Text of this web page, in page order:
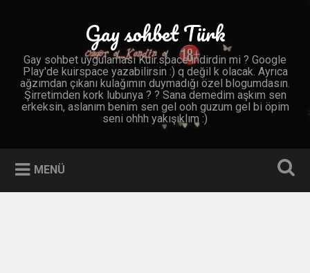
Gay sohbet Türk
Gay sohbet uygulaması Kuir.space indirdin mi ? Google
Play'de kuirspace yazabilirsin :) q değil k olacak. Ayrıca
ağzımdan çıkanı kulağımın duymadığı özel blogumdasın.
Şirretimden kork lubunya ? ? Sana demedim aşkım sen
erkeksin, aslanım benim sen gel ooh guzum gel bi öpim
seni ohhh yakışıklım :)
MENÜ